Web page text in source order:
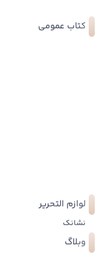
کتاب عمومی
لوازم التحریر
نشانک
وبلاگ